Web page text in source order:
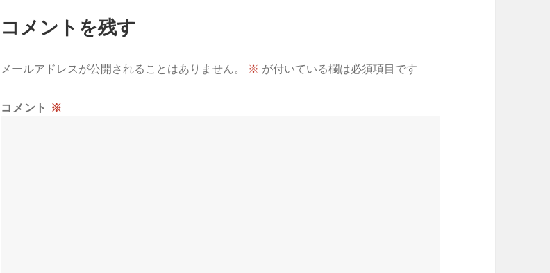
コメントを残す
メールアドレスが公開されることはありません。 ※ が付いている欄は必須項目です
コメント ※